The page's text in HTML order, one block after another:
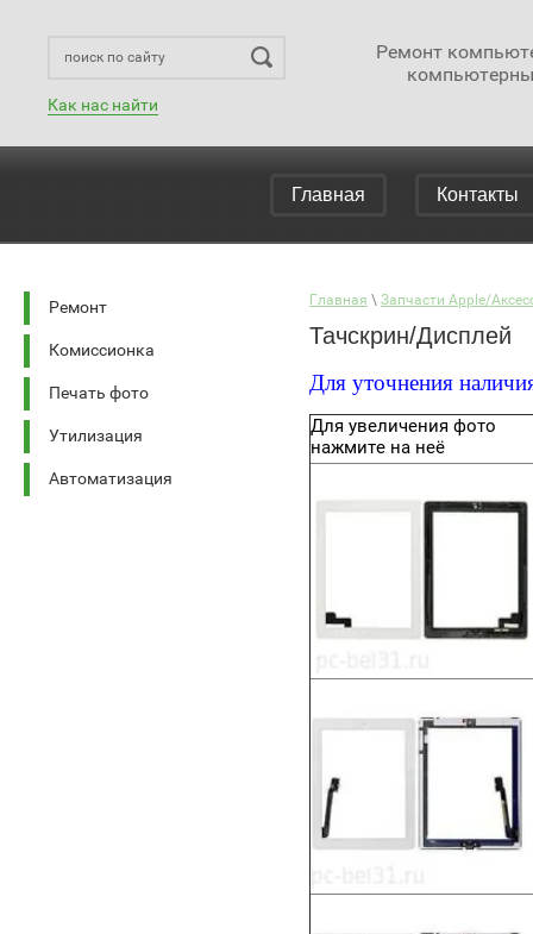
Как нас найти
Ремонт
Главная Контакты
Ремонт
Комиссионка
Печать фото
Утилизация
Автоматизация
Главная \ Запчасти Apple/
Тачскрин/Дисплей
Для уточнения
Для увеличения фото
нажмите на неё